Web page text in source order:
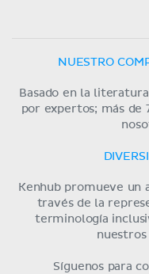
NUESTRO
Basado en la
por expertos; más de
Kenhub promueve un
través de la
terminología
nuestros
Síguenos para